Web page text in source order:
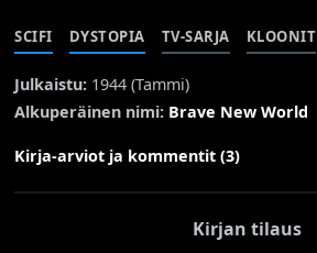
SCIFI DYSTOPIA TV-SARJA KLOONIT
Julkaistu: 1944 (Tammi)
Alkuperäinen nimi: Brave New World
Kirja-arviot ja kommentit (3)
Kirjan tilaus